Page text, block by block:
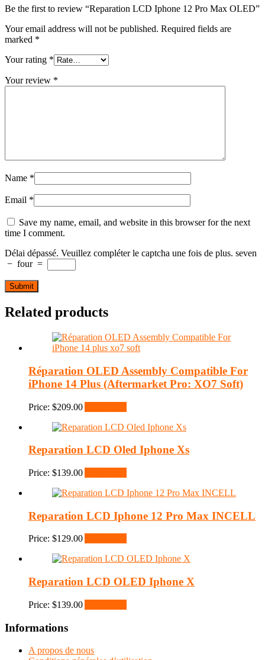
Be the first to review “Reparation LCD Iphone 12 Pro Max OLED”
Your email address will not be published. Required fields are
marked *
Your rating *
Your review *
Name *
Email *
Save my name, email, and website in this browser for the next
time I comment.
Délai dépassé. Veuillez compléter le captcha une fois de plus. seven
− four =
Related products
Réparation OLED Assembly Compatible For
iPhone 14 Plus (Aftermarket Pro: XO7 Soft)
Price: $209.00
Reparation LCD Oled Iphone Xs
Price: $139.00
Reparation LCD Iphone 12 Pro Max INCELL
Price: $129.00
Reparation LCD OLED Iphone X
Price: $139.00
Informations
A propos de nous